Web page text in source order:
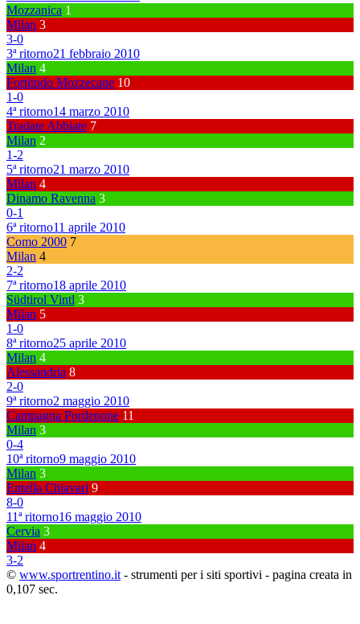
Mozzanica 1
Milan 3
3-0
3ª ritorno21 febbraio 2010
Milan 4
Fortitudo Mozzecane 10
1-0
4ª ritorno14 marzo 2010
Tradate Abbiate 7
Milan 2
1-2
5ª ritorno21 marzo 2010
Milan 4
Dinamo Ravenna 3
0-1
6ª ritorno11 aprile 2010
Como 2000 7
Milan 4
2-2
7ª ritorno18 aprile 2010
Südtirol Vintl 3
Milan 5
1-0
8ª ritorno25 aprile 2010
Milan 4
Alessandria 8
2-0
9ª ritorno2 maggio 2010
Campagna Pordenone 11
Milan 3
0-4
10ª ritorno9 maggio 2010
Milan 3
Entella Chiavari 9
8-0
11ª ritorno16 maggio 2010
Cervia 3
Milan 4
3-2
© www.sportrentino.it - strumenti per i siti sportivi - pagina creata in
0,107 sec.